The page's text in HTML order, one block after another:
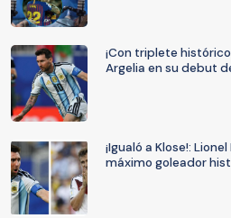
¡Con triplete
Argelia en su debut
¡Igualó a Klose!:
máximo goleador